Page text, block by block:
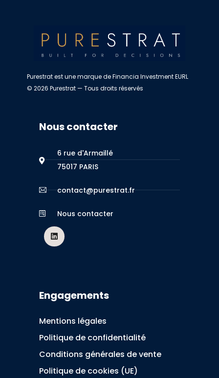
Purestrat est une marque de Financia Investment EURL
© 2026 Purestrat — Tous droits réservés
Nous contacter
6 rue d'Armaillé
75017 PARIS
contact@purestrat.fr
Nous contacter
Engagements
Mentions légales
Politique de confidentialité
Conditions générales de vente
Politique de cookies (UE)